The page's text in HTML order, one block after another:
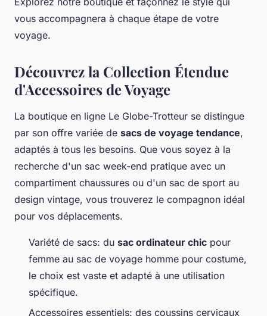
vous accompagnera à chaque étape de votre
voyage.
Découvrez la Collection Étendue
d'Accessoires de Voyage
La boutique en ligne Le Globe-Trotteur se distingue
par son offre variée de sacs de voyage tendance,
adaptés à tous les besoins. Que vous soyez à la
recherche d'un sac week-end pratique avec un
compartiment chaussures ou d'un sac de sport au
design vintage, vous trouverez le compagnon idéal
pour vos déplacements.
Variété de sacs: du sac ordinateur chic pour
femme au sac de voyage homme pour costume,
le choix est vaste et adapté à une utilisation
spécifique.
Accessoires essentiels: des coussins cervicaux